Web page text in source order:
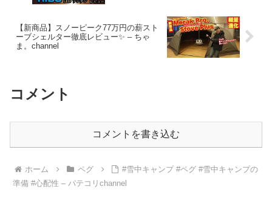
【新商品】スノーピーク77万円の薪スト
ーブシェルター徹底レビュー✨ – ちゃ
ま。channel
コメント
コメントを書き込む
ホーム ペグ
#雪中キャンプ #ペグ #雪中キャンプの
準備 #心配性 – パテコリchannel